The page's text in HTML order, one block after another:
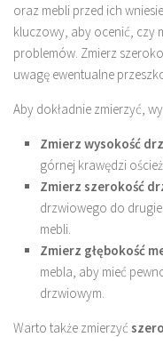
oraz mebli przed ich
kluczowy, aby ocenić, czy
problemów. Zmierz
uwagę ewentualne
Aby dokładnie zmierzyć,
Zmierz wysokość
górnej krawędzi
Zmierz szerokość
drzwiowego do
mebli.
Zmierz głębokość
mebla, aby mieć
drzwiowym.
Warto także zmierzyć